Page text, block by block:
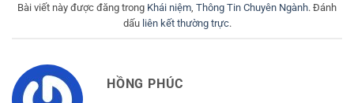
Bài viết này được đăng trong Khái niệm Thông Tin Chuyên Ngành. Đánh
dấu liên kết thường trực.
HỒNG PHÚC